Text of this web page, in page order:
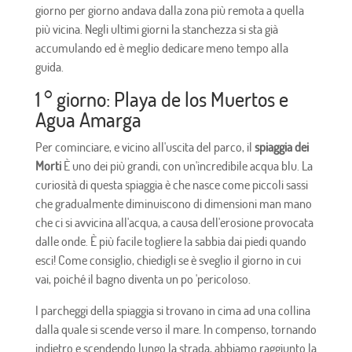
giorno per giorno andava dalla zona più remota a quella
più vicina. Negli ultimi giorni la stanchezza si sta già
accumulando ed è meglio dedicare meno tempo alla
guida.
1 ° giorno: Playa de los Muertos e
Agua Amarga
Per cominciare, e vicino all'uscita del parco, il spiaggia dei
MortiÈ uno dei più grandi, con un'incredibile acqua blu. La
curiosità di questa spiaggia è che nasce come piccoli sassi
che gradualmente diminuiscono di dimensioni man mano
che ci si avvicina all'acqua, a causa dell'erosione provocata
dalle onde. È più facile togliere la sabbia dai piedi quando
esci! Come consiglio, chiedigli se è sveglio il giorno in cui
vai, poiché il bagno diventa un po 'pericoloso.
I parcheggi della spiaggia si trovano in cima ad una collina
dalla quale si scende verso il mare. In compenso, tornando
indietro e scendendo lungo la strada, abbiamo raggiunto la